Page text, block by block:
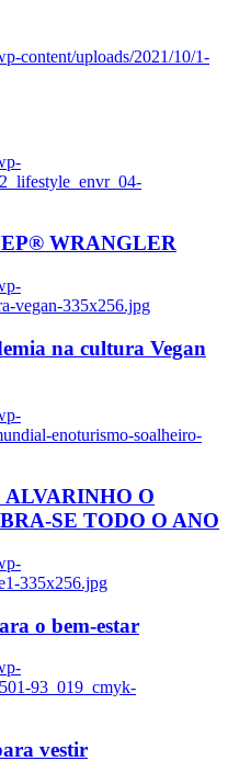
content/uploads/2021/10/1-
WRANGLER
vegan-335x256.jpg
na cultura Vegan
enoturismo-soalheiro-
O
SE TODO O ANO
335x256.jpg
o bem-estar
93_019_cmyk-
vestir